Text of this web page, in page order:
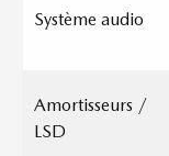
Système audio
Amortisseurs /
LSD